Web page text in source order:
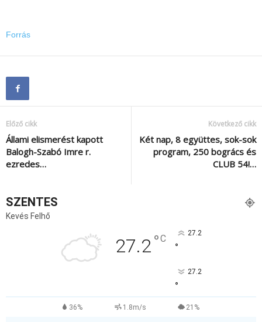
Forrás
Előző cikk
Állami elismerést kapott
Balogh-Szabó Imre r.
ezredes…
Következő cikk
Két nap, 8 együttes, sok-sok
program, 250 bogrács és
CLUB 54!…
SZENTES
Kevés Felhő
27.2°C 27.2
°
27.2
°
36% 1.8m/s 21%